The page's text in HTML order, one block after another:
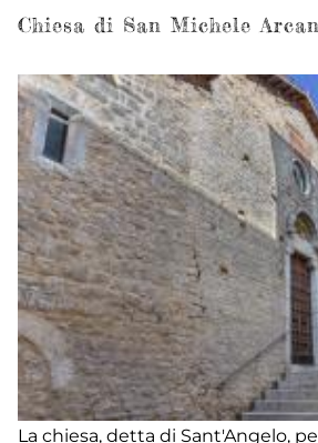
Chiesa di San Michele
La chiesa, detta di Sant'Angelo,